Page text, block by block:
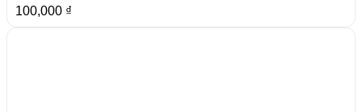
100,000 ₫